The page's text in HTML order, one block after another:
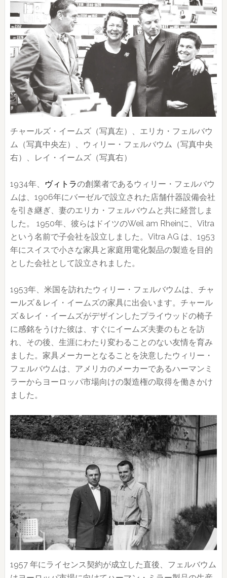
チャールズ・イームズ（写真左）、エリカ・フェルバウ
ム（写真中央左）、ウィリー・フェルバウム（写真中央
右）、レイ・イームズ（写真右）
1934年、 ヴィトラの創業者であるウィリー・フェルバウ
ムは、1906年にバーゼルで設立された店舗什器設備会社
を引き継ぎ、妻のエリカ・フェルバウムと共に経営しま
した。 1950年、彼らはドイツのWeil am Rheinに、Vitra
という名前で子会社を設立しました。Vitra AG は、1953
年にスイスで小さな家具と家庭用電化製品の製造を目的
とした会社として設立されました。
1953年、米国を訪れたウィリー・フェルバウムは、チャ
ールズ＆レイ・イームズの家具に出会います。チャール
ズ＆レイ・イームズがデザインしたプライウッドの椅子
に感銘をうけた彼は、すぐにイームズ夫妻のもとを訪
れ、その後、生涯にわたり変わることのない友情を育み
ました。家具メーカーとなることを決意したウィリー・
フェルバウムは、アメリカのメーカーであるハーマンミ
ラーからヨーロッパ市場向けの製造権の取得を働きかけ
ました。
1957 年にライセンス契約が成立した直後、フェルバウム